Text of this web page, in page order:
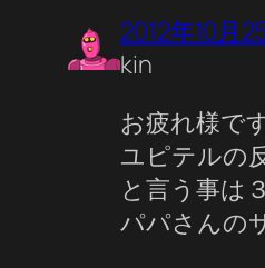
2012年10月
kin
お疲れ様です
ユピテルの
と言う事は
パパさんの